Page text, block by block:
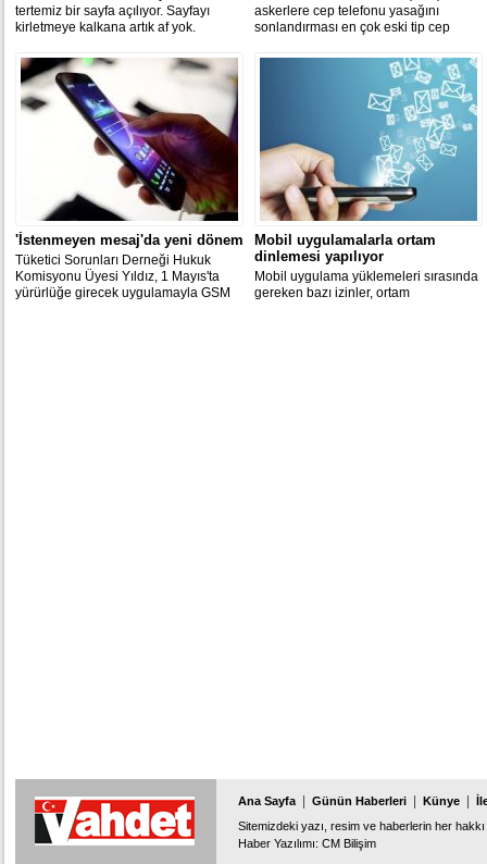
tertemiz bir sayfa açılıyor. Sayfayı
kirletmeye kalkana artık af yok.
askerlere cep telefonu yasağını
sonlandırması en çok eski tip cep
'akıllı' denilen telefonlarına karşı
'akılsızlar' yeniden atağa kalkacak.
'İstenmeyen mesaj'da yeni dönem
Tüketici Sorunları Derneği Hukuk
Komisyonu Üyesi Yıldız, 1 Mayıs'ta
yürürlüğe girecek uygulamayla GSM
Mobil uygulamalarla ortam
dinlemesi yapılıyor
Mobil uygulama yüklemeleri sırasında
gereken bazı izinler, ortam
Ana Sayfa Günün Haberleri Künye
Sitemizdeki yazı, resim ve haberlerin her
Haber Yazılımı: CM Bilişim